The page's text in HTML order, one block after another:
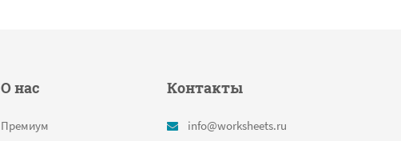
О нас
Премиум
Контакты
info@worksheets.ru